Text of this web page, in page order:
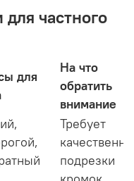
частного
для
На что
обратить
внимание
Требует
подрезки